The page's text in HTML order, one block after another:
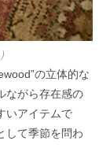
の立体的な
ながら存在感の
いアイテムで
して季節を問わ